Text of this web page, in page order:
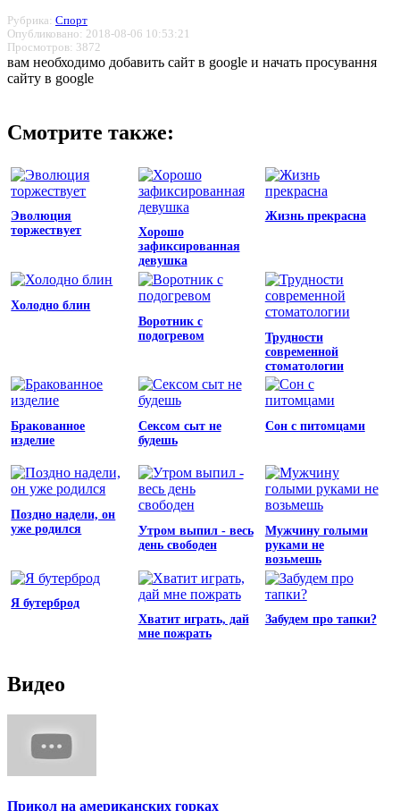
Рубрика: Спорт
Опубликовано: 2018-08-06 10:53:21
Просмотров: 3872
вам необходимо добавить сайт в google и начать просування
сайту в google
Смотрите также:
Эволюция
торжествует
Хорошо
зафиксированная
девушка
Жизнь прекрасна
Холодно блин
Воротник с
подогревом
Трудности
современной
стоматологии
Бракованное
изделие
Сексом сыт не
будешь
Сон с питомцами
Поздно надели, он
уже родился
Утром выпил - весь
день свободен
Мужчину голыми
руками не
возьмешь
Я бутерброд
Хватит играть, дай
мне пожрать
Забудем про тапки?
Видео
Прикол на американских горках